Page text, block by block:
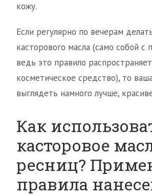
кожу.
Если регулярно по вечерам
касторового масла (само собой с
ведь это правило
косметическое средство), то
выглядеть намного лучше,
Как
касторовое
ресниц?
правила